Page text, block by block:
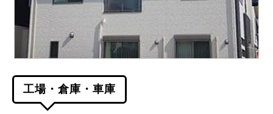
工場・倉庫・車庫